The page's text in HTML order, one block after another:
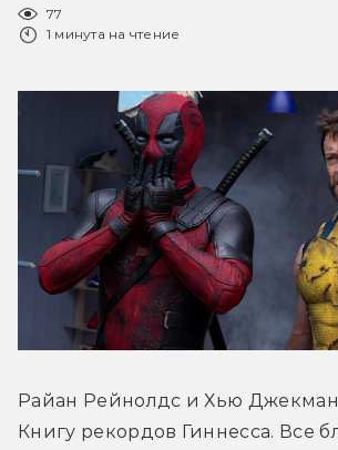
77
1 минута на чтение
Райан Рейнолдс и Хью
Книгу рекордов Гиннесса. Все